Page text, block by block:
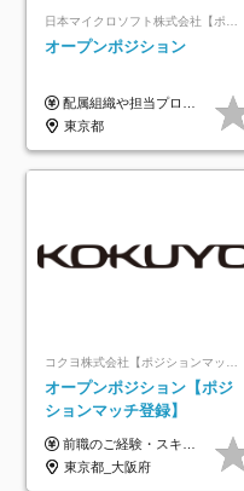
日本マイクロソフト株式会社【ポジションマッチ登録】
オープンポジション
配属組織や担当プロジェクトにより異なります。 ▼参考情報 ----------------------- 年俸650万～（1/12を月々支給） ※経験、能力を考慮の上、当社規定により優遇いたします。 ※時間外、休日出勤、深夜手当に対する賃金も基本年俸に含みます。
東京都
コクヨ株式会社【ポジションマッチ登録】
オープンポジション【ポジ
ションマッチ登録】
前職のご経験・スキル等を考慮して決定します。
東京都_大阪府